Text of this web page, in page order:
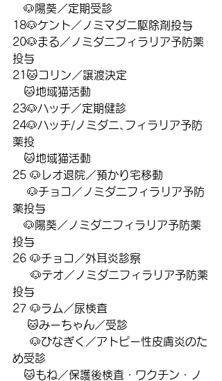
🐶陽葵／定期受診
18🐶ケント／ノミマダニ駆除剤投与
20🐶まる／ノミダニフィラリア予防薬
投与
21🐱コリン／譲渡決定
🐱地域猫活動
23🐶ハッチ／定期健診
24🐶ハッチ/ノミダニ､フィラリア予防
薬投
🐱地域猫活動
25 🐶レオ退院／預かり宅移動
🐶チョコ／ノミダニフィラリア予防
薬投与
🐶陽葵／ノミダニフィラリア予防薬
投与
26 🐶チョコ／外耳炎診察
投与
27 🐶ラム／尿検査
🐱みーちゃん／受診
め受診
🐱もね／保護後検査・ワクチン・ノ